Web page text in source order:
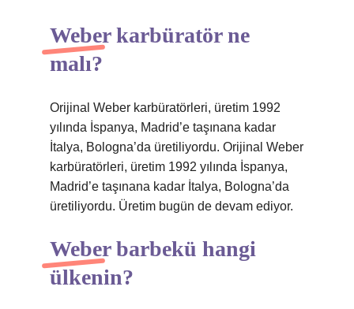
Weber karbüratör ne
malı?
Orijinal Weber karbüratörleri, üretim 1992
yılında İspanya, Madrid’e taşınana kadar
İtalya, Bologna’da üretiliyordu. Orijinal Weber
karbüratörleri, üretim 1992 yılında İspanya,
Madrid’e taşınana kadar İtalya, Bologna’da
üretiliyordu. Üretim bugün de devam ediyor.
Weber barbekü hangi
ülkenin?